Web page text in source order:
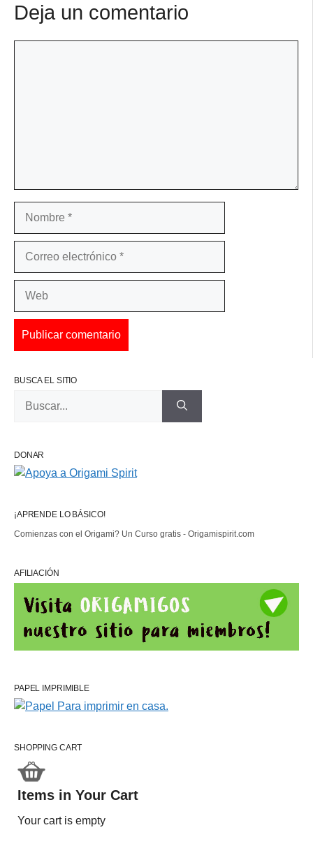
Deja un comentario
BUSCA EL SITIO
DONAR
¡APRENDE LO BÁSICO!
Comienzas con el Origami? Un Curso gratis - Origamispirit.com
AFILIACIÓN
PAPEL IMPRIMIBLE
SHOPPING CART
Items in Your Cart
Your cart is empty